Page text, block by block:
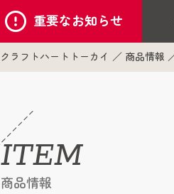
重要なお知らせ
クラフトハートトーカイ 商品情報
ITEM
商品情報